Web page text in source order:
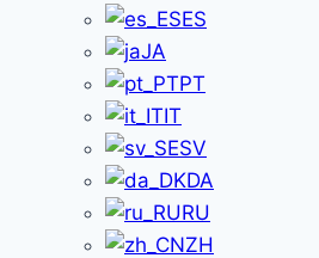
ES
JA
PT
IT
SV
DA
RU
ZH